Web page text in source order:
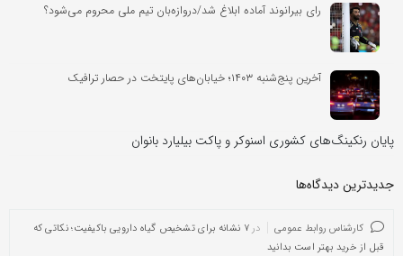
رای بیرانوند آماده ابلاغ شد/دروازه‌بان تیم ملی محروم می‌شود؟
آخرین پنج‌شنبه ۱۴۰۳؛ خیابان‌های پایتخت در حصار ترافیک
پایان رنکینگ‌های کشوری اسنوکر و پاکت بیلیارد بانوان
جدیدترین دیدگاه‌‌ها
کارشناس روابط عمومی در
۷ نشانه برای تشخیص گیاه دارویی باکیفیت؛ نکاتی که
قبل از خرید بهتر است بدانید